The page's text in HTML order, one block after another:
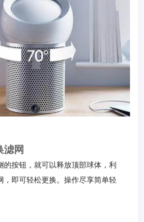
滤网
的按钮，就可以释放顶部球体，利
，即可轻松更换。操作尽享简单轻